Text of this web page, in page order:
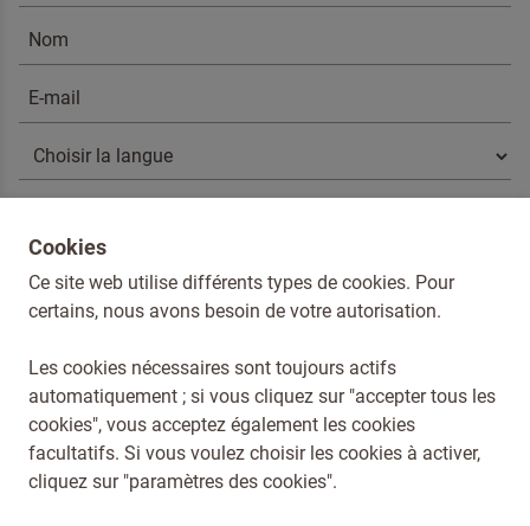
Je suis un professionnel
En cliquant sur envoyer, vous acceptez
ENVOYER
Dr. Oetker België
Conditions générales
Compliance
Cookies
Ce site web utilise différents types de cookies. Pour
certains, nous avons besoin de votre autorisation.
Les cookies nécessaires sont toujours actifs
automatiquement ; si vous cliquez sur "accepter tous les
cookies", vous acceptez également les cookies
facultatifs. Si vous voulez choisir les cookies à activer,
cliquez sur "paramètres des cookies".